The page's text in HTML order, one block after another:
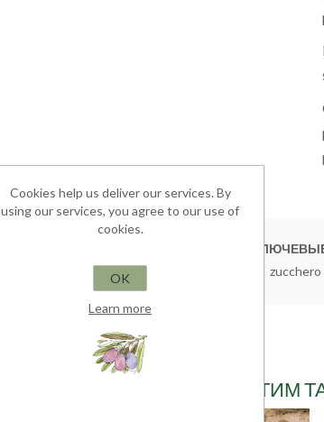
confettura
zucchero
ВМЕСТЕ С ЭТИМ
Cookies help us deliver our services. By
using our services, you agree to our use of
cookies.
OK
Learn more